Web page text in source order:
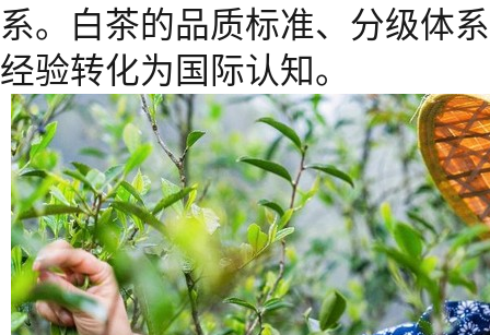
系。白茶的品质标准、分级体
经验转化为国际认知。